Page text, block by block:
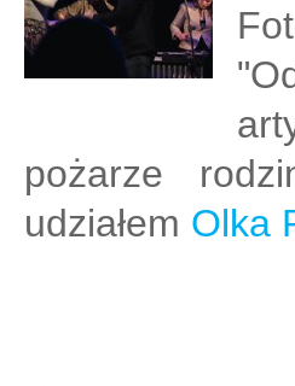
pożarze
udziałem Olka